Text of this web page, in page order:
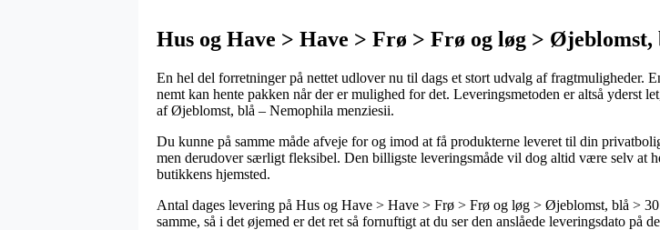
Hus og Have > Have > Frø > Frø og løg > Øjeblomst,
En hel del forretninger på nettet udlover nu til dags et stort udvalg af fragtmuligheder.
nemt kan hente pakken når der er mulighed for det. Leveringsmetoden er altså yderst
af Øjeblomst, blå – Nemophila menziesii.
Du kunne på samme måde afveje for og imod at få produkterne leveret til din
men derudover særligt fleksibel. Den billigste leveringsmåde vil dog altid være selv at
butikkens hjemsted.
Antal dages levering på Hus og Have > Have > Frø > Frø og løg > Øjeblomst, blå >
samme, så i det øjemed er det ret så fornuftigt at du ser den anslåede leveringsdato på